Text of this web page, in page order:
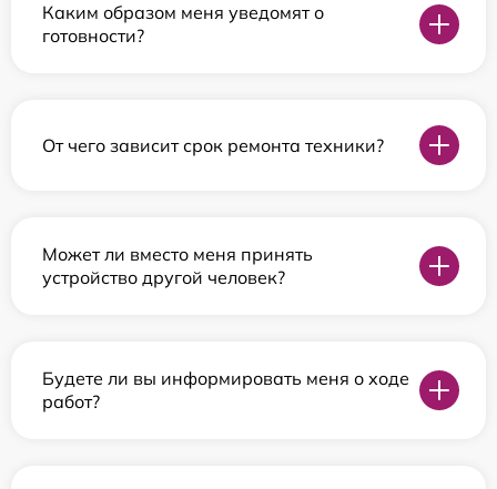
Каким образом меня уведомят о
готовности?
От чего зависит срок ремонта техники?
Может ли вместо меня принять
устройство другой человек?
Будете ли вы информировать меня о ходе
работ?